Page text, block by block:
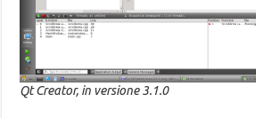
Qt Creator, in versione 3.1.0